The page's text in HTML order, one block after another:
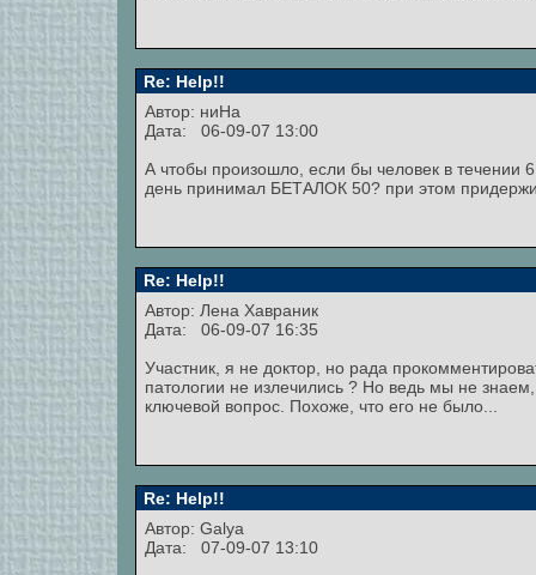
Re: Help!!
Автор: ниНа
Дата: 06-09-07 13:00
А чтобы произошло, если бы человек в течении
день принимал БЕТАЛОК 50? при этом
Re: Help!!
Автор: Лена Хавраник
Дата: 06-09-07 16:35
Участник, я не доктор, но рада
патологии не излечились ? Но ведь мы не
ключевой вопрос. Похоже, что его не было...
Re: Help!!
Автор: Galya
Дата: 07-09-07 13:10